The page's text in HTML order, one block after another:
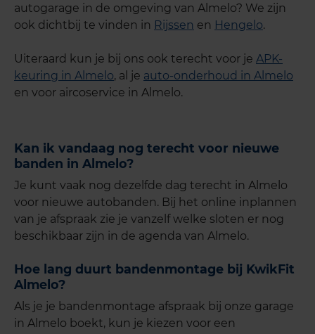
autogarage in de omgeving van Almelo? We zijn
ook dichtbij te vinden in Rijssen en Hengelo.
Uiteraard kun je bij ons ook terecht voor je APK-
keuring in Almelo, al je auto-onderhoud in Almelo
en voor aircoservice in Almelo.
Kan ik vandaag nog terecht voor nieuwe
banden in Almelo?
Je kunt vaak nog dezelfde dag terecht in Almelo
voor nieuwe autobanden. Bij het online inplannen
van je afspraak zie je vanzelf welke sloten er nog
beschikbaar zijn in de agenda van Almelo.
Hoe lang duurt bandenmontage bij KwikFit
Almelo?
Als je je bandenmontage afspraak bij onze garage
in Almelo boekt, kun je kiezen voor een